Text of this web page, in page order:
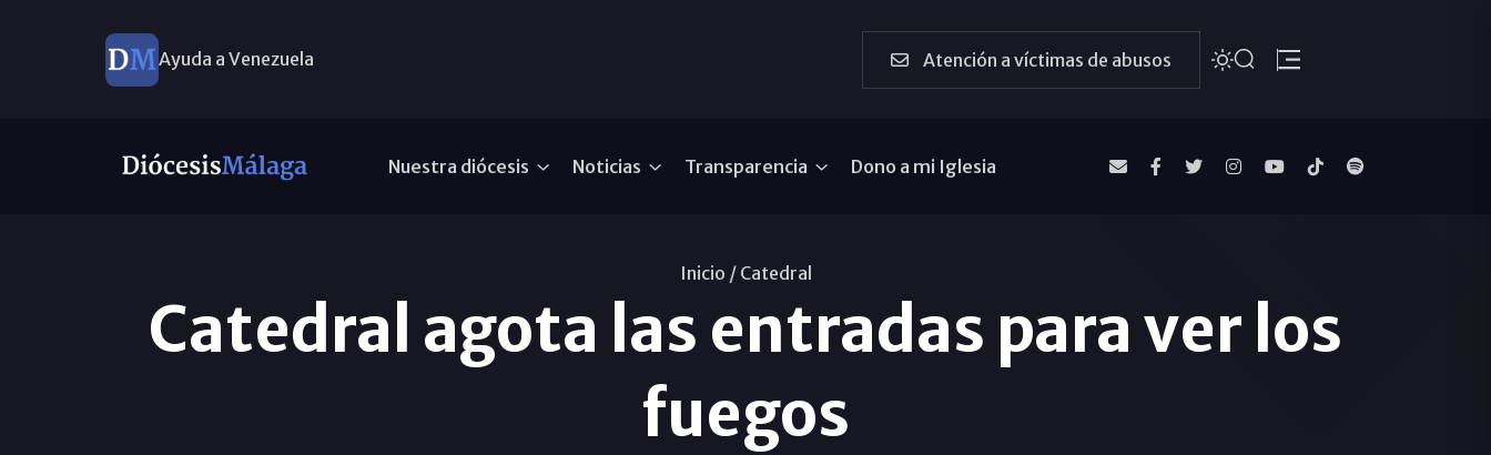
Ayuda a Venezuela Atención a víctimas de abusos
Nuestra diócesis Noticias Transparencia Dono a mi Iglesia
Inicio / Catedral
Catedral agota las entradas para ver los
fuegos